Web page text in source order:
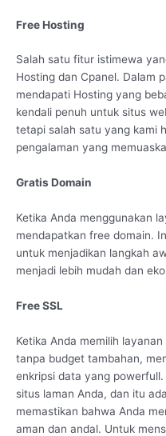
Free Hosting
Salah satu fitur istimewa
Hosting dan Cpanel. Dalam
mendapati Hosting yang
kendali penuh untuk situs
tetapi salah satu yang kami
pengalaman yang
Gratis Domain
Ketika Anda menggunakan
mendapatkan free domain.
untuk menjadikan langkah
menjadi lebih mudah dan
Free SSL
Ketika Anda memilih
tanpa budget tambahan,
enkripsi data yang
situs laman Anda, dan itu
memastikan bahwa Anda
aman dan andal. Untuk